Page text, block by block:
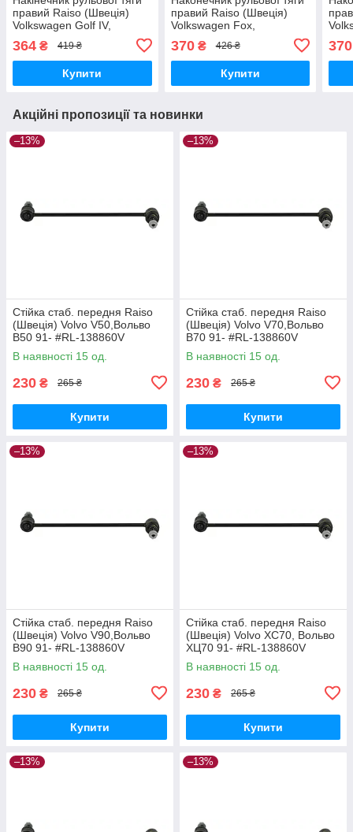
правий Raiso (Швеція)
Volkswagen Golf IV,
Фольксваген Гольф 4 #RL-
422812W UASXWDG17
364 ₴ 419 ₴
Купити
правий Raiso (Швеція)
Volkswagen Fox,
#RL-423812A UANCNIY17
370₴ 426 ₴
Купити
370
Акційні пропозиції та новинки
–13%
Стійка стаб. передня Raiso
(Швеція) Volvo V50,Вольво
В50 91- #RL-138860V
UAYYIOR17
В наявності 15 од.
230 ₴ 265 ₴
Купити
–13%
Стійка стаб. передня Raiso
(Швеція) Volvo V70,Вольво
В70 91- #RL-138860V
UAPVVRP17
В наявності 15 од.
230 ₴ 265 ₴
Купити
–13%
Стійка стаб. передня Raiso
(Швеція) Volvo V90,Вольво
В90 91- #RL-138860V
UAQEZFD17
В наявності 15 од.
230 ₴ 265 ₴
Купити
–13%
Стійка стаб. передня Raiso
(Швеція) Volvo XC70, Вольво
ХЦ70 91- #RL-138860V
UAPVVRP17
В наявності 15 од.
230 ₴ 265 ₴
Купити
–13% –13%